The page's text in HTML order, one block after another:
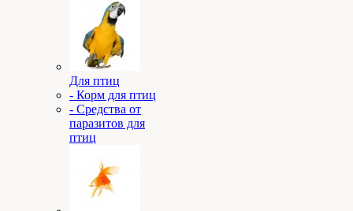
Для птиц
- Корм для птиц
- Средства от
паразитов для
птиц